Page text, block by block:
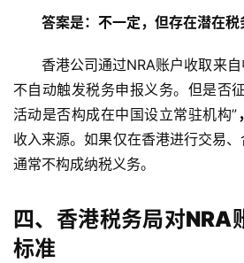
答案是：不一定，但存在潜在税
香港公司通过NRA账户收取来
不自动触发税务申报义务。但是否
活动是否构成在中国设立常驻机构”
收入来源。如果仅在香港进行交易、
通常不构成纳税义务。
四、香港税务局对NRA
标准